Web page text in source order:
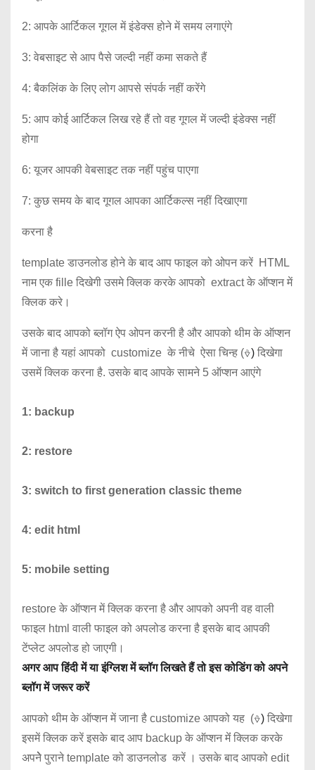
2: आपके आर्टिकल गूगल में इंडेक्स होने में समय लगाएंगे
3: वेबसाइट से आप पैसे जल्दी नहीं कमा सकते हैं
4: बैकलिंक के लिए लोग आपसे संपर्क नहीं करेंगे
5: आप कोई आर्टिकल लिख रहे हैं तो वह गूगल में जल्दी इंडेक्स नहीं
होगा
6: यूजर आपकी वेबसाइट तक नहीं पहुंच पाएगा
7: कुछ समय के बाद गूगल आपका आर्टिकल्स नहीं दिखाएगा
करना है
template डाउनलोड होने के बाद आप फाइल को ओपन करें HTML
नाम एक fille दिखेगी उसमे क्लिक करके आपको extract के ऑप्शन में
क्लिक करे।
उसके बाद आपको ब्लॉग ऐप ओपन करनी है और आपको थीम के ऑप्शन
में जाना है यहां आपको customize के नीचे ऐसा चिन्ह (⎀) दिखेगा
उसमें क्लिक करना है. उसके बाद आपके सामने 5 ऑप्शन आएंगे
1: backup
2: restore
3: switch to first generation classic theme
4: edit html
5: mobile setting
restore के ऑप्शन में क्लिक करना है और आपको अपनी वह वाली
फाइल html वाली फाइल को अपलोड करना है इसके बाद आपकी
टेंप्लेट अपलोड हो जाएगी।
अगर आप हिंदी में या इंग्लिश में ब्लॉग लिखते हैं तो इस कोडिंग को अपने
ब्लॉग में जरूर करें
आपको थीम के ऑप्शन में जाना है customize आपको यह (⎀) दिखेगा
इसमें क्लिक करें इसके बाद आप backup के ऑप्शन मेंं क्लिक करके
अपनेेे पुराने template को डाउनलोड करें । उसके बाद आपको edit